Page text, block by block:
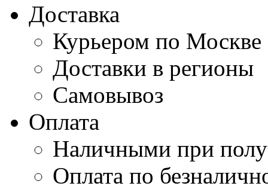
Доставка
Курьером по Москве
Доставки в регионы
Самовывоз
Оплата
Наличными при
Оплата по